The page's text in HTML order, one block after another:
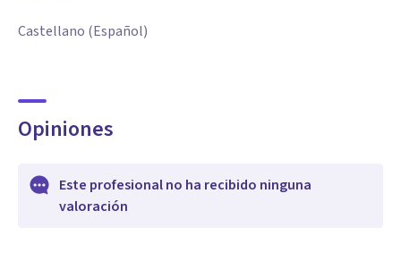
Castellano (Español)
Opiniones
Este profesional no ha recibido ninguna
valoración